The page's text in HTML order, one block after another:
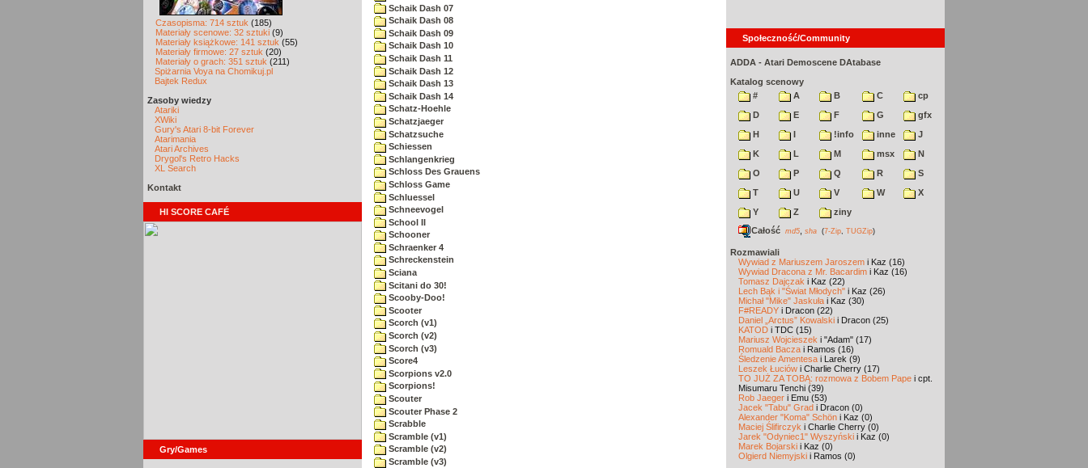
Czasopisma: 714 sztuk (185)
Materiały scenowe: 32 sztuki (9)
Materiały książkowe: 141 sztuk (55)
Materiały firmowe: 27 sztuk (20)
Materiały o grach: 351 sztuk (211)
Spiżarnia Voya na Chomikuj.pl
Bajtek Redux
Zasoby wiedzy
Atariki
XWiki
Gury's Atari 8-bit Forever
Atarimania
Atari Archives
Drygol's Retro Hacks
XL Search
Kontakt
HI SCORE CAFÉ
Gry/Games
Schaik Dash 07
Schaik Dash 08
Schaik Dash 09
Schaik Dash 10
Schaik Dash 11
Schaik Dash 12
Schaik Dash 13
Schaik Dash 14
Schatz-Hoehle
Schatzjaeger
Schatzsuche
Schiessen
Schlangenkrieg
Schloss Des Grauens
Schloss Game
Schluessel
Schneevogel
School II
Schooner
Schraenker 4
Schreckenstein
Sciana
Scitani do 30!
Scooby-Doo!
Scooter
Scorch (v1)
Scorch (v2)
Scorch (v3)
Score4
Scorpions v2.0
Scorpions!
Scouter
Scouter Phase 2
Scrabble
Scramble (v1)
Scramble (v2)
Scramble (v3)
Społeczność/Community
ADDA - Atari Demoscene DAtabase
Katalog scenowy
#
A B C
cp
D
E F G
gfx
H
I !info inne
J
K
L M msx
N
O
P Q R
S
T
U V W
X
Y
Z
ziny
Całość md5 sha (7-Zip TUGZip)
Rozmawiali
Wywiad z Mariuszem Jaroszem i Kaz (16)
Wywiad Dracona z Mr. Bacardim i Kaz (16)
Tomasz Dajczak i Kaz (22)
Lech Bąk i "Świat Młodych" i Kaz (26)
Michał "Mike" Jaskuła i Kaz (30)
F#READY i Dracon (22)
Daniel „Arctus” Kowalski i Dracon (25)
KATOD i TDC (15)
Mariusz Wojcieszek i "Adam" (17)
Romuald Bacza i Ramos (16)
Śledzenie Amentesa i Larek (9)
Leszek Łuciów i Charlie Cherry (17)
TO JUŻ ZA TOBĄ: rozmowa z Bobem Pape i cpt.
Misumaru Tenchi (39)
Rob Jaeger i Emu (53)
Jacek "Tabu" Grad i Dracon (0)
Alexander "Koma" Schön i Kaz (0)
Maciej Ślifirczyk i Charlie Cherry (0)
Jarek "Odyniec1" Wyszyński i Kaz (0)
Marek Bojarski i Kaz (0)
Olgierd Niemyjski i Ramos (0)